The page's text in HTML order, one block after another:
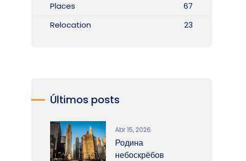
Places
67
Relocation
23
Últimos posts
Abr 15, 2026
Родина
небоскрёбов